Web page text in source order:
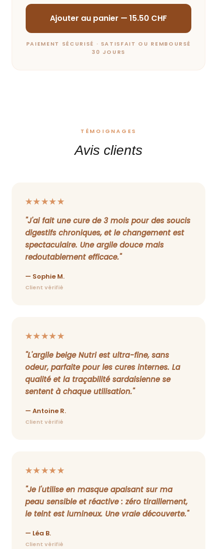
Ajouter au panier — 15.50 CHF
PAIEMENT SÉCURISÉ · SATISFAIT OU REMBOURSÉ
30 JOURS
TÉMOIGNAGES
Avis clients
★★★★★
"J'ai fait une cure de 3 mois pour des soucis
digestifs chroniques, et le changement est
spectaculaire. Une argile douce mais
redoutablement efficace."
— Sophie M.
Client vérifié
★★★★★
"L'argile beige Nutri est ultra-fine, sans
odeur, parfaite pour les cures internes. La
qualité et la traçabilité sardaisienne se
sentent à chaque utilisation."
— Antoine R.
Client vérifié
★★★★★
"Je l'utilise en masque apaisant sur ma
peau sensible et réactive : zéro tiraillement,
le teint est lumineux. Une vraie découverte."
— Léa B.
Client vérifié